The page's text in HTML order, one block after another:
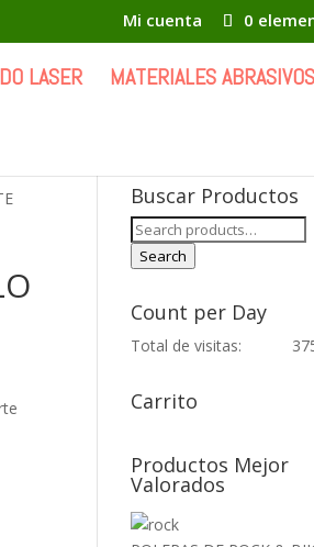
Mi cuenta 0
LASER MATERIALES ABRASIVOS
Buscar Productos
Search
for:
Search
Count per Day
Total de visitas:
Carrito
Productos Mejor
Valorados